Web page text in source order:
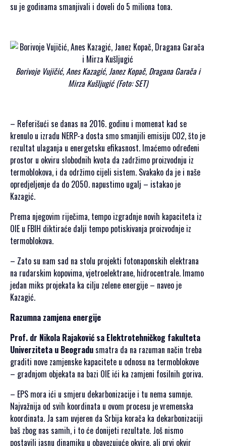
su je godinama smanjivali i doveli do 5 miliona tona.
Borivoje Vujičić, Anes Kazagić, Janez Kopač, Dragana Garača i
Mirza Kušljugić (Foto: SET)
– Referišući se danas na 2016. godinu i momenat kad se
krenulo u izradu NERP-a dosta smo smanjili emisiju CO2, što je
rezultat ulaganja u energetsku efikasnost. Imaćemo određeni
prostor u okviru slobodnih kvota da zadržimo proizvodnju iz
termoblokova, i da održimo cijeli sistem. Svakako da je i naše
opredjeljenje da do 2050. napustimo ugalj – istakao je
Kazagić.
Prema njegovim riječima, tempo izgradnje novih kapaciteta iz
OIE u FBIH diktiraće dalji tempo potiskivanja proizvodnje iz
termoblokova.
– Zato su nam sad na stolu projekti fotonaponskih elektrana
na rudarskim kopovima, vjetroelektrane, hidrocentrale. Imamo
jedan miks projekata ka cilju zelene energije – naveo je
Kazagić.
Razumna zamjena energije
Prof. dr Nikola Rajaković sa Elektrotehničkog fakulteta
Univerziteta u Beogradusmatra da na razuman način treba
graditi nove zamjenske kapacitete u odnosu na termoblokove
– gradnjom objekata na bazi OIE ići ka zamjeni fosilnih goriva.
– EPS mora ići u smjeru dekarbonizacije i tu nema sumnje.
Najvažnija od svih koordinata u ovom procesu je vremenska
koordinata. Ja sam uvjeren da Srbija korača ka dekarbonizaciji
baš zbog nas samih, i to će donijeti rezultate. Još nismo
postavili jasnu dinamiku u obavezujuće okvire, ali prvi okvir